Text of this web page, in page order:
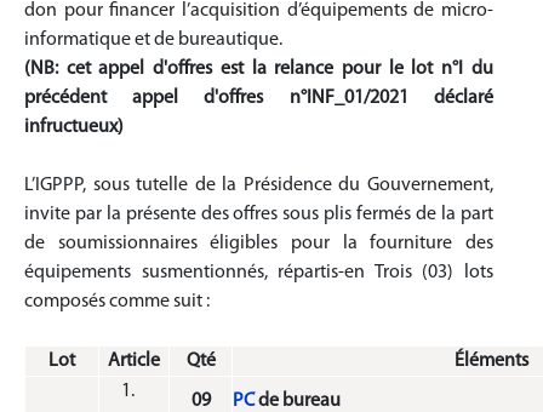
don pour financer l’acquisition d’équipements de micro-
informatique et de bureautique.
(NB: cet appel d'offres est la relance pour le lot n°I du
précédent appel d'offres n°INF_01/2021 déclaré
infructueux)
L’IGPPP, sous tutelle de la Présidence du Gouvernement,
invite par la présente des offres sous plis fermés de la part
de soumissionnaires éligibles pour la fourniture des
équipements susmentionnés, répartis-en Trois (03) lots
composés comme suit :
Lot Article Qté Éléments
09 PCde bureau